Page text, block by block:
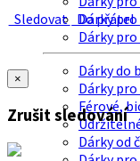
Dárky
Dárky
Dárky do
Dárky
Férové,
Dárky od
Sledovat Do přátel
×
Zrušit sledování